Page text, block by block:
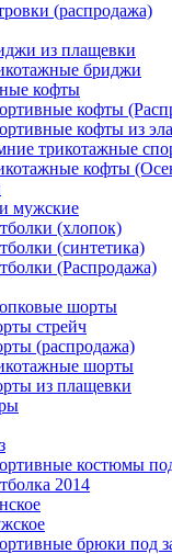
(распродажа)
из плащевки
бриджи
кофты
кофты
кофты из
трикотажные
кофты
мужские
(хлопок)
(синтетика)
(Распродажа)
шорты
стрейч
(распродажа)
шорты
из плащевки
костюмы
2014
брюки под